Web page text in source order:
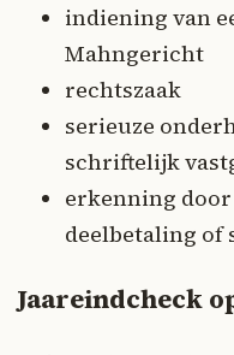
indiening van
Mahngericht
rechtszaak
serieuze
schriftelijk
erkenning door
deelbetaling of
Jaareindcheck